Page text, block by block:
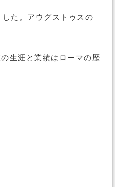
た。アウグストゥスの
生涯と業績はローマの歴